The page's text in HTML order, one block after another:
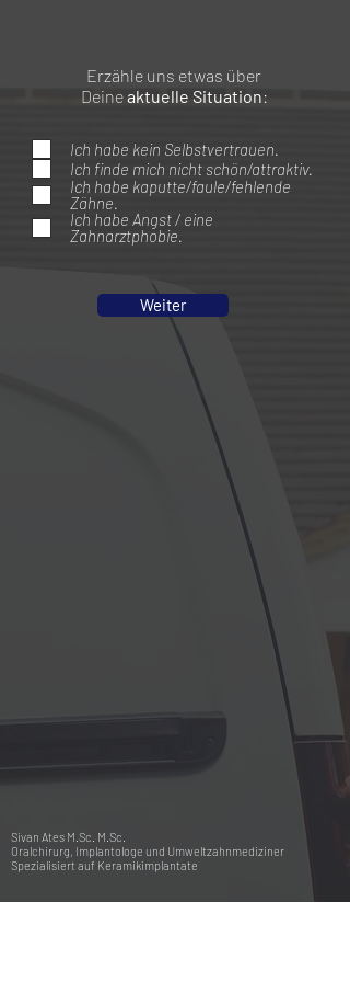
Weiter
Erzähle uns etwas über
Deineaktuelle Situation:
Ich habe kein Selbstvertrauen.
Ich finde mich nicht schön/attraktiv.
Ich habe kaputte/faule/fehlende
Zähne.
Ich habe Angst / eine
Zahnarztphobie.
Sivan Ates M.Sc. M.Sc.
Oralchirurg, Implantologe und Umweltzahnmediziner
Spezialisiert auf Keramikimplantate